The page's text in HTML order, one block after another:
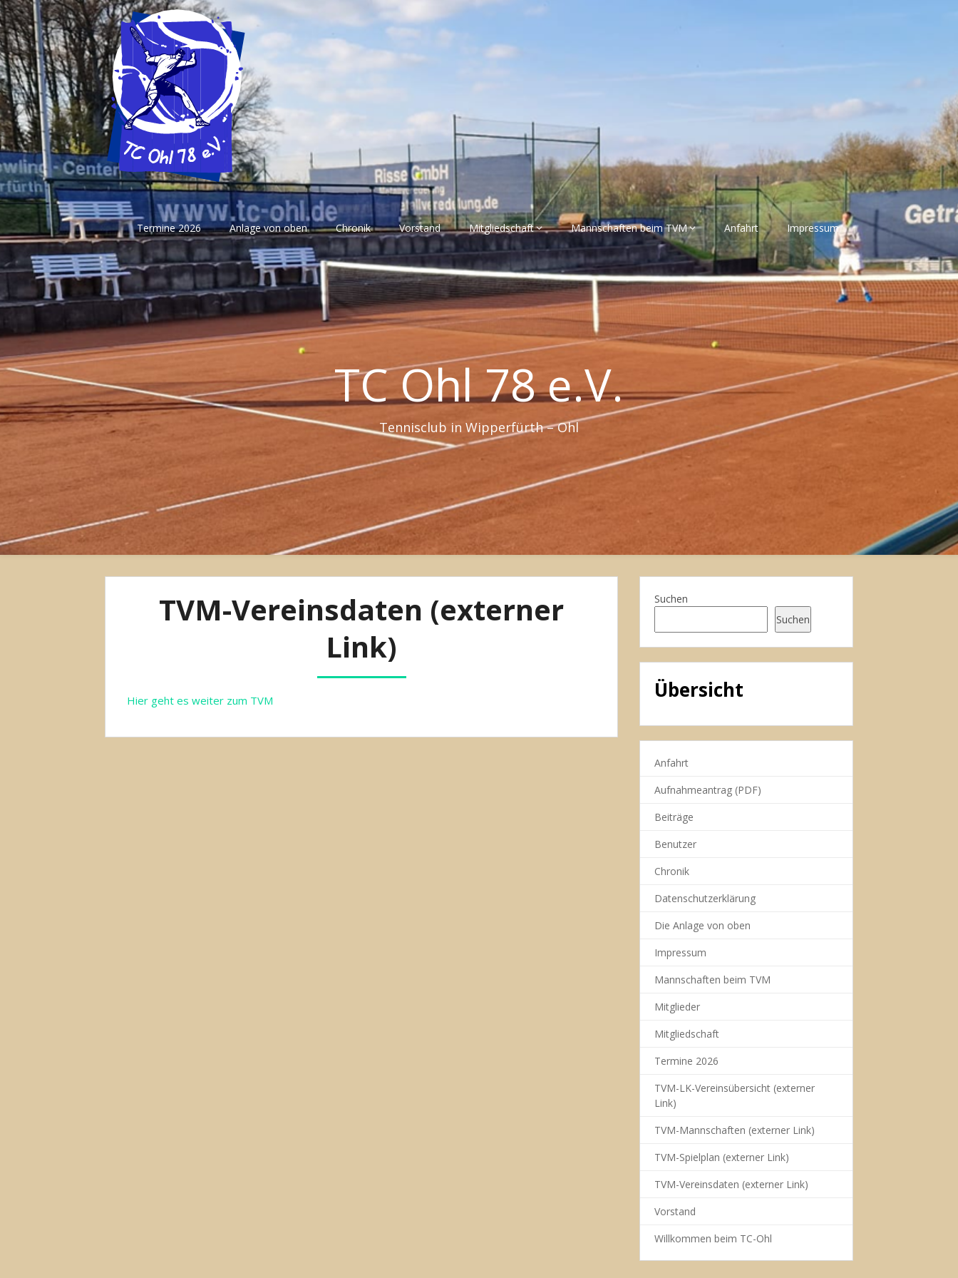
Skip
to
content
Termine 2026 Anlage von oben Chronik Vorstand Mitgliedschaft Mannschaften beim TVM Anfahrt Impressum
TC Ohl 78 e.V.
Tennisclub in Wipperfürth – Ohl
TVM-Vereinsdaten (externer
Link)
Hier geht es weiter zum TVM
Suchen
Suchen
Übersicht
Anfahrt
Aufnahmeantrag (PDF)
Beiträge
Benutzer
Chronik
Datenschutzerklärung
Die Anlage von oben
Impressum
Mannschaften beim TVM
Mitglieder
Mitgliedschaft
Termine 2026
TVM-LK-Vereinsübersicht (externer
Link)
TVM-Mannschaften (externer Link)
TVM-Spielplan (externer Link)
TVM-Vereinsdaten (externer Link)
Vorstand
Willkommen beim TC-Ohl